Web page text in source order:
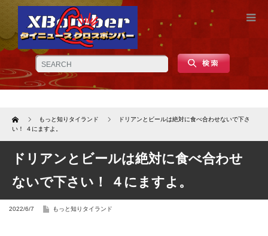
Home もっと知りタイランド
ドリアンとビールは絶対に食べ合わせないで下さ
い！ ４にますよ。
ドリアンとビールは絶対に食べ合わせ
ないで下さい！ ４にますよ。
2022/6/7 もっと知りタイランド